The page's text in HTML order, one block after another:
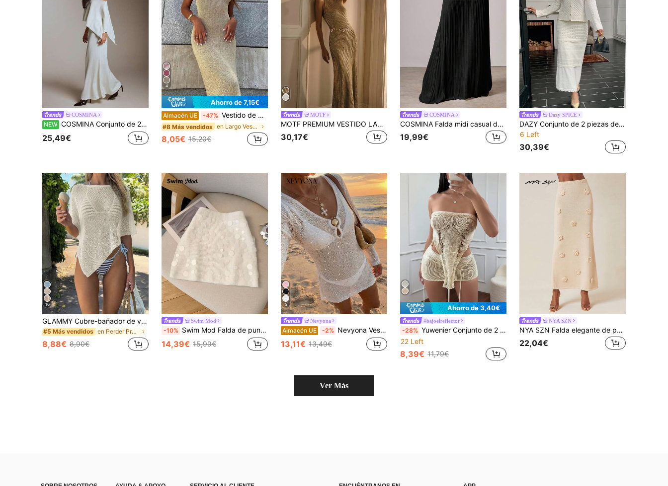
COSMINA
NEW COSMINA Conjunto de 2 piezas de suéter y falda con hombro asimétrico casual para mujer
25,49€
4
Ahorro de 7,15€
Almacén UE -47% Vestido de punto sexy y brillante para mujer, adecuado para playa, vacaciones y citas de primavera, ajustado
#8 Más vendidos en Largo Vestidos de suéter para mujer
8,05€ 15,20€
MOTF
MOTF PREMIUM VESTIDO LARGO DE PUNTO CON ESCOTE HALTER Y COLA DE PEZ METÁLICA
30,17€
COSMINA
COSMINA Falda midi casual de punto plisada de cintura elástica y unicolor para mujer, otoño/invierno
19,99€
Dazy SPICE
DAZY Conjunto de 2 piezas de top de manga larga de cuello redondo y falda midi holgada para mujer en otoño
6 Left
30,39€
10
GLAMMY Cubre-bañador de verano, Top de punto blanco puro lindo para mujer con diseño de dobladillo asimétrico, tela de punto de hilo fino y brillante, y ajuste ligeramente holgado para otoño
#5 Más vendidos en Perder Prendas de punto para mujer
8,88€ 8,90€
Swim Mod
-10% Swim Mod Falda de punto con cintura elástica y lentejuelas hecha a mano, estilo casual y elegante para mujer
14,39€ 15,99€
5
Nevyona
Almacén UE -2% Nevyona Vestido de manga larga de punto con detalles de lentejuelas y decoración de concha metálica, adecuado para vacaciones en la playa
13,11€ 13,49€
Ahorro de 3,40€
#bajoelreflector
-28% Yuwenier Conjunto de 2 Piezas Sexy de Lentejuelas unicolor Top Tubo de Punto con Diseño de Dobladillo de Pañuelo Hueco y Falda Ajustada de Punto Conjunto de Punto para Vacaciones Primavera Verano
22 Left
8,39€ 11,79€
NYA SZN
NYA SZN Falda elegante de punto con flores de rosa de ganchillo para ir a la iglesia, fiestas, brunch, eventos elegantes, estilo gyaru, salir de fiesta, conciertos, giras nacionales, festivales de música de verano
22,04€
Ver Más